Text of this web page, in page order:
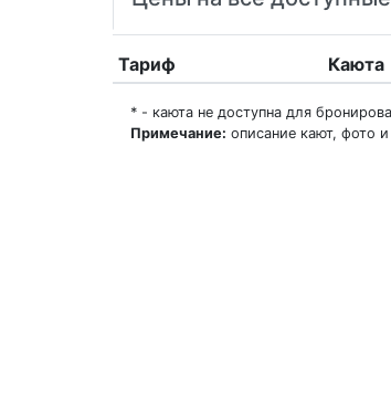
Тариф Каюта
* - каюта не доступна для
Примечание: описание кают, фото